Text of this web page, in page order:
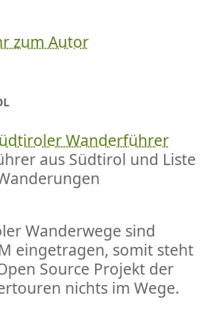
zum Autor
Wanderführer
aus Südtirol und Liste
Wanderwege sind
eingetragen, somit steht
Source Projekt der
nichts im Wege.